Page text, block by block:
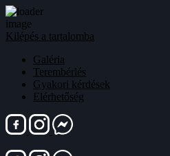
Kilépés a tartalomba
Galéria
Terembérlés
Gyakori kérdések
Elérhetőség